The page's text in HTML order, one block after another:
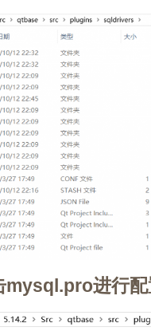
mysql.pro进行配